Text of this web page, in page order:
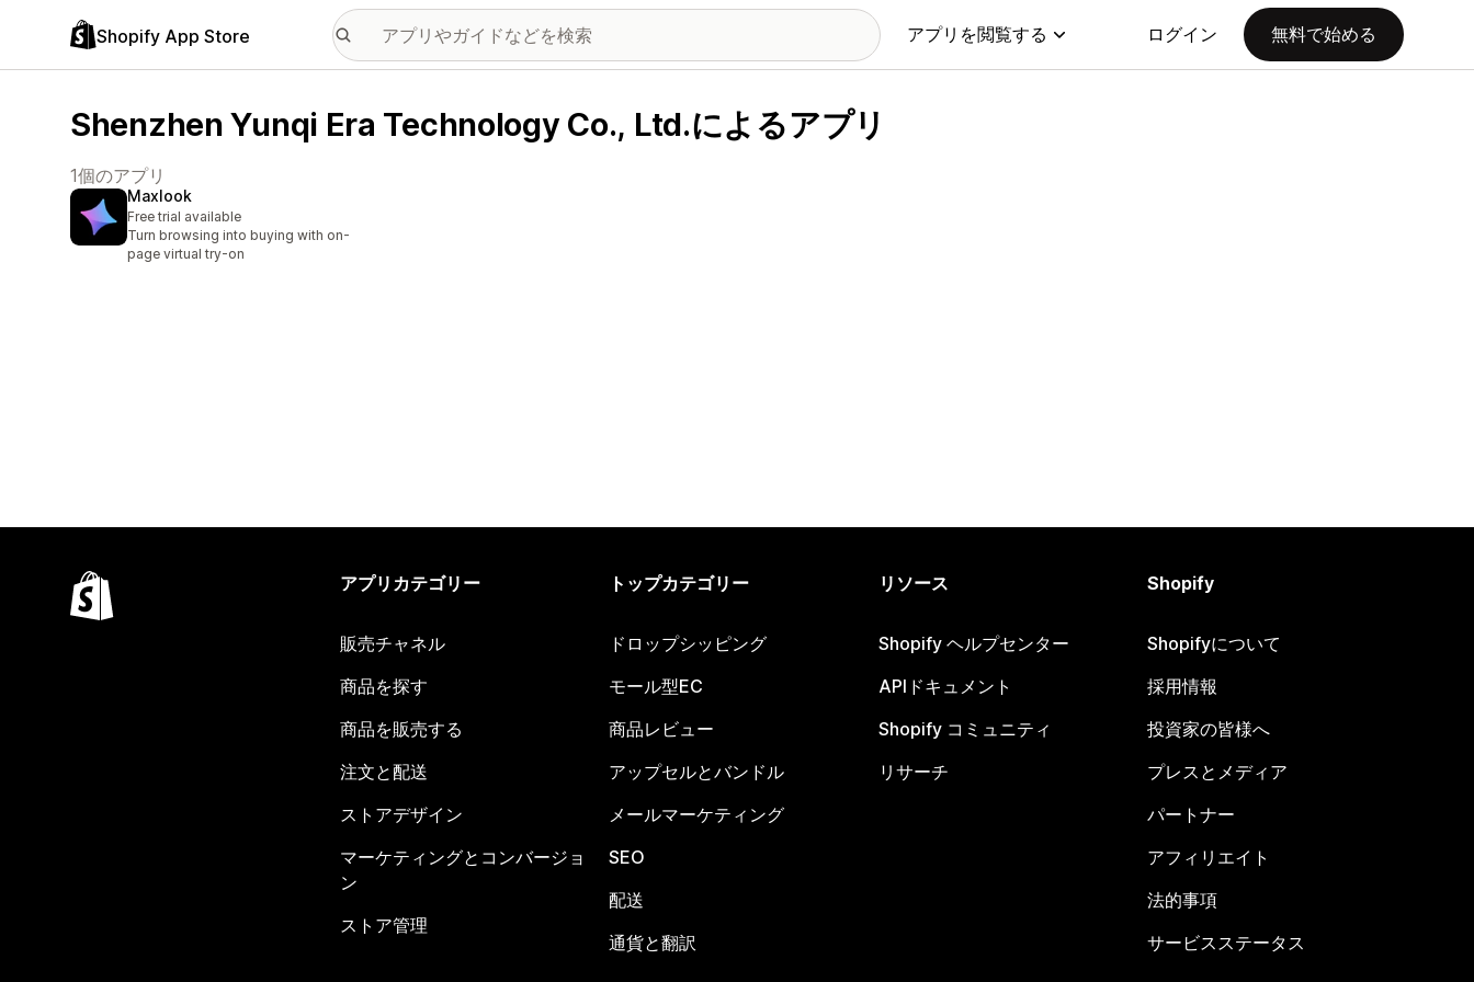
Shopify App Store アプリを閲覧する ログイン 無料で始める
Shenzhen Yunqi Era Technology Co., Ltd.によるアプリ
1個のアプリ
Maxlook
Free trial available
Turn browsing into buying with on-
page virtual try-on
アプリカテゴリー
販売チャネル
商品を探す
商品を販売する
注文と配送
ストアデザイン
マーケティングとコンバージョ
ン
ストア管理
トップカテゴリー
ドロップシッピング
モール型EC
商品レビュー
アップセルとバンドル
メールマーケティング
SEO
配送
通貨と翻訳
リソース
Shopify ヘルプセンター
APIドキュメント
Shopify コミュニティ
リサーチ
Shopify
Shopifyについて
採用情報
投資家の皆様へ
プレスとメディア
パートナー
アフィリエイト
法的事項
サービスステータス